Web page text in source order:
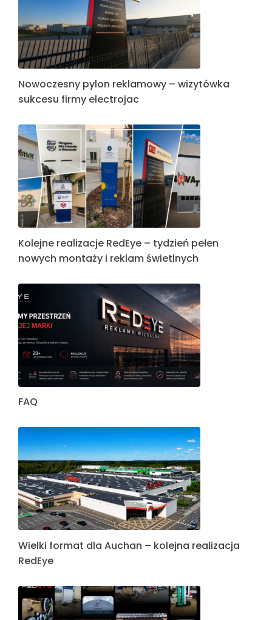
Nowoczesny pylon reklamowy – wizytówka
sukcesu firmy electrojac
Kolejne realizacje RedEye – tydzień pełen
nowych montaży i reklam świetlnych
FAQ
Wielki format dla Auchan – kolejna realizacja
RedEye